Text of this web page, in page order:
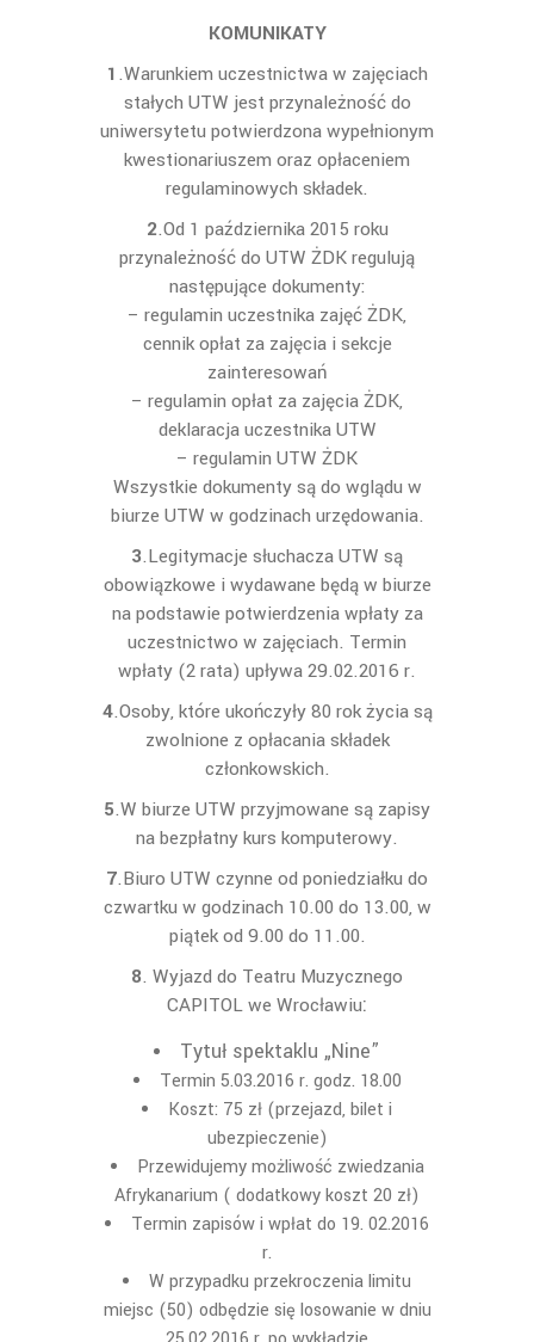
KOMUNIKATY
1.Warunkiem uczestnictwa w zajęciach
stałych UTW jest przynależność do
uniwersytetu potwierdzona wypełnionym
kwestionariuszem oraz opłaceniem
regulaminowych składek.
2.Od 1 października 2015 roku
przynależność do UTW ŻDK regulują
następujące dokumenty:
– regulamin uczestnika zajęć ŻDK,
cennik opłat za zajęcia i sekcje
zainteresowań
– regulamin opłat za zajęcia ŻDK,
deklaracja uczestnika UTW
– regulamin UTW ŻDK
Wszystkie dokumenty są do wglądu w
biurze UTW w godzinach urzędowania.
3.Legitymacje słuchacza UTW są
obowiązkowe i wydawane będą w biurze
na podstawie potwierdzenia wpłaty za
uczestnictwo w zajęciach. Termin
wpłaty (2 rata) upływa 29.02.2016 r.
4.Osoby, które ukończyły 80 rok życia są
zwolnione z opłacania składek
członkowskich.
5.W biurze UTW przyjmowane są zapisy
na bezpłatny kurs komputerowy.
7.Biuro UTW czynne od poniedziałku do
czwartku w godzinach 10.00 do 13.00, w
piątek od 9.00 do 11.00.
8. Wyjazd do Teatru Muzycznego
CAPITOL we Wrocławiu:
Tytuł spektaklu „Nine”
Termin 5.03.2016 r. godz. 18.00
Koszt: 75 zł (przejazd, bilet i
ubezpieczenie)
Przewidujemy możliwość zwiedzania
Afrykanarium ( dodatkowy koszt 20 zł)
Termin zapisów i wpłat do 19. 02.2016
r.
W przypadku przekroczenia limitu
miejsc (50) odbędzie się losowanie w dniu